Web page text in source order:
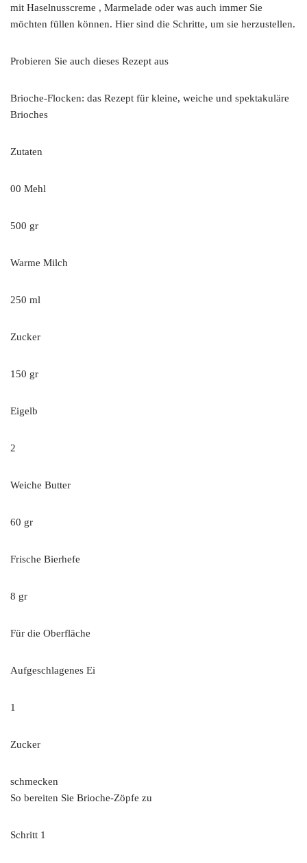
mit Haselnusscreme , Marmelade oder was auch immer Sie
möchten füllen können. Hier sind die Schritte, um sie herzustellen.
Probieren Sie auch dieses Rezept aus
Brioche-Flocken: das Rezept für kleine, weiche und spektakuläre
Brioches
Zutaten
00 Mehl
500 gr
Warme Milch
250 ml
Zucker
150 gr
Eigelb
2
Weiche Butter
60 gr
Frische Bierhefe
8 gr
Für die Oberfläche
Aufgeschlagenes Ei
1
Zucker
schmecken
So bereiten Sie Brioche-Zöpfe zu
Schritt 1